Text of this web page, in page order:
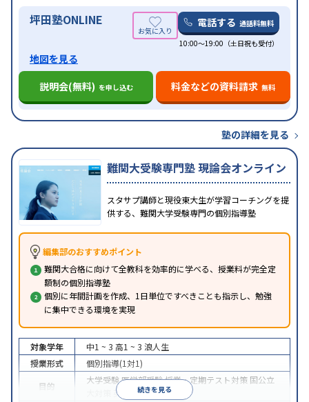
坪田塾ONLINE 電話する 通話料無料
10:00～19:00（土日祝も受付）
地図を見る
説明会(無料) を申し込む 料金などの資料請求 無料
塾の詳細を見る
難関大受験専門塾 現論会オンライン
スタサプ講師と現役東大生が学習コーチングを提
供する、難関大学受験専門の個別指導塾
編集部のおすすめポイント
難関大合格に向けて全教科を効率的に学べる、授業料が完全定
額制の個別指導塾
個別に年間計画を作成、1日単位ですべきことも指示し、勉強
に集中できる環境を実現
続きを見る
対象学年 中1 ~ 3 高1 ~ 3 浪人生
授業形式
個別指導(1対1)
目的
大学受験医学部受験授業・定期テスト対策 国公立
英検(英語検定)対策